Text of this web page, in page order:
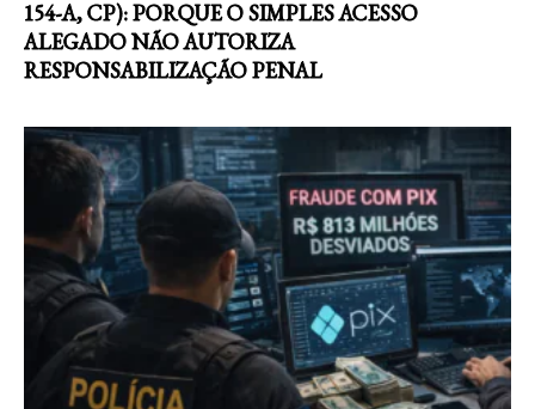
154-A, CP): PORQUE O SIMPLES ACESSO
ALEGADO NÃO AUTORIZA
RESPONSABILIZAÇÃO PENAL